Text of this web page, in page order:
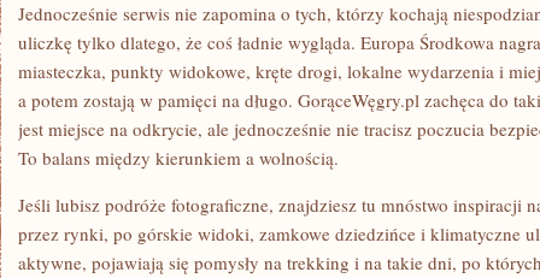
Jednocześnie serwis nie zapomina o tych, którzy kochają
uliczkę tylko dlatego, że coś ładnie wygląda. Europa Środkowa
miasteczka, punkty widokowe, kręte drogi, lokalne wydarzenia i
a potem zostają w pamięci na długo. GorąceWęgry.pl zachęca do
jest miejsce na odkrycie, ale jednocześnie nie tracisz poczucia
To balans między kierunkiem a wolnością.
Jeśli lubisz podróże fotograficzne, znajdziesz tu mnóstwo inspiracji
przez rynki, po górskie widoki, zamkowe dziedzińce i klimatyczne
aktywne, pojawiają się pomysły na trekking i na takie dni, po